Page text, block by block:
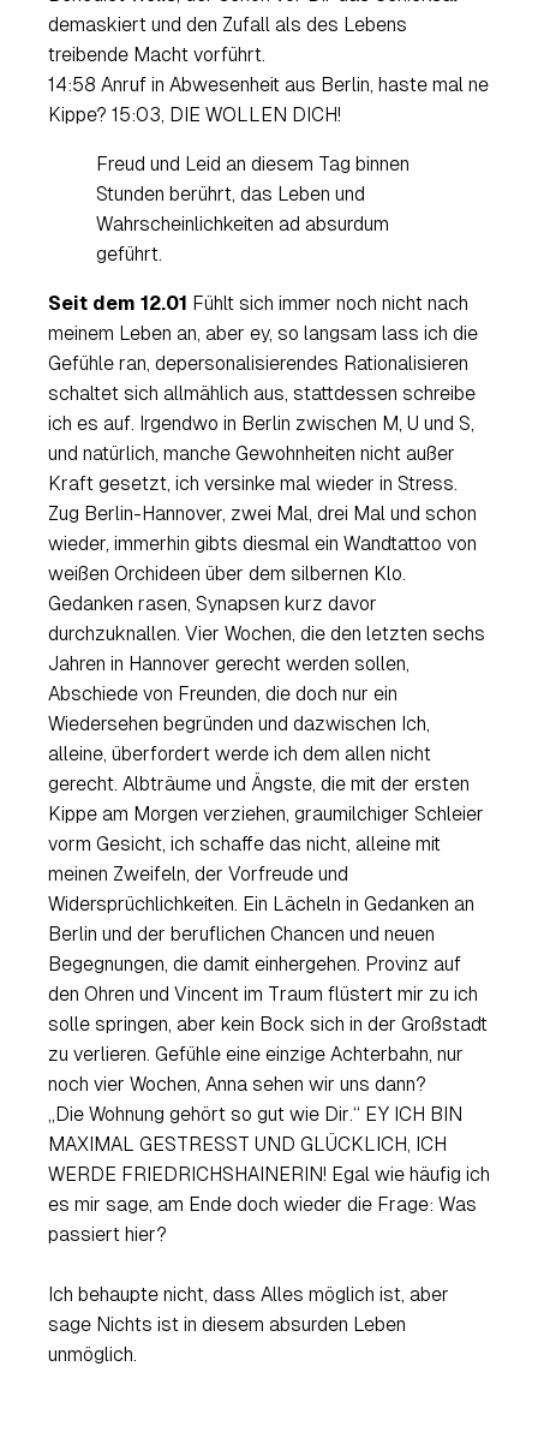
demaskiert und den Zufall als des Lebens
treibende Macht vorführt.
14:58 Anruf in Abwesenheit aus Berlin, haste mal ne
Kippe? 15:03, DIE WOLLEN DICH!
Freud und Leid an diesem Tag binnen
Stunden berührt, das Leben und
Wahrscheinlichkeiten ad absurdum
geführt.
Seit dem 12.01 Fühlt sich immer noch nicht nach
meinem Leben an, aber ey, so langsam lass ich die
Gefühle ran, depersonalisierendes Rationalisieren
schaltet sich allmählich aus, stattdessen schreibe
ich es auf. Irgendwo in Berlin zwischen M, U und S,
und natürlich, manche Gewohnheiten nicht außer
Kraft gesetzt, ich versinke mal wieder in Stress.
Zug Berlin-Hannover, zwei Mal, drei Mal und schon
wieder, immerhin gibts diesmal ein Wandtattoo von
weißen Orchideen über dem silbernen Klo.
Gedanken rasen, Synapsen kurz davor
durchzuknallen. Vier Wochen, die den letzten sechs
Jahren in Hannover gerecht werden sollen,
Abschiede von Freunden, die doch nur ein
Wiedersehen begründen und dazwischen Ich,
alleine, überfordert werde ich dem allen nicht
gerecht. Albträume und Ängste, die mit der ersten
Kippe am Morgen verziehen, graumilchiger Schleier
vorm Gesicht, ich schaffe das nicht, alleine mit
meinen Zweifeln, der Vorfreude und
Widersprüchlichkeiten. Ein Lächeln in Gedanken an
Berlin und der beruflichen Chancen und neuen
Begegnungen, die damit einhergehen. Provinz auf
den Ohren und Vincent im Traum flüstert mir zu ich
solle springen, aber kein Bock sich in der Großstadt
zu verlieren. Gefühle eine einzige Achterbahn, nur
noch vier Wochen, Anna sehen wir uns dann?
„Die Wohnung gehört so gut wie Dir.“ EY ICH BIN
MAXIMAL GESTRESST UND GLÜCKLICH, ICH
WERDE FRIEDRICHSHAINERIN! Egal wie häufig ich
es mir sage, am Ende doch wieder die Frage: Was
passiert hier?
Ich behaupte nicht, dass Alles möglich ist, aber
sage Nichts ist in diesem absurden Leben
unmöglich.